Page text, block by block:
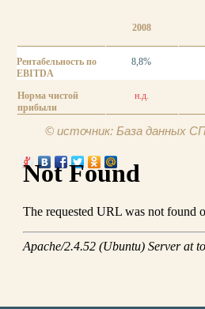
2008
Рентабельность по
EBITDA
8,8%
Норма чистой
прибыли
н.д.
© источник: База данных